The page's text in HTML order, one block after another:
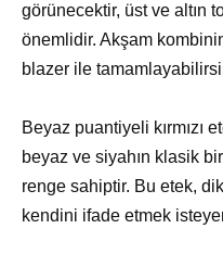
görünecektir, üst ve altın
önemlidir. Akşam
blazer ile
Beyaz puantiyeli kırmızı
beyaz ve siyahın klasik
renge sahiptir. Bu etek,
kendini ifade etmek